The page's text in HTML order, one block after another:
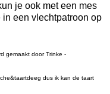
je ook met een mes
een vlechtpatroon op
gemaakt door Trinke -
dus ik kan de taart